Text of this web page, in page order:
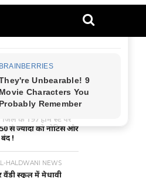
NEWS
जिले के 197 होम स्टे पर
से ज्यादा को नोटिस और
!
HALDWANI NEWS
वैंडी स्कूल में मेधावी